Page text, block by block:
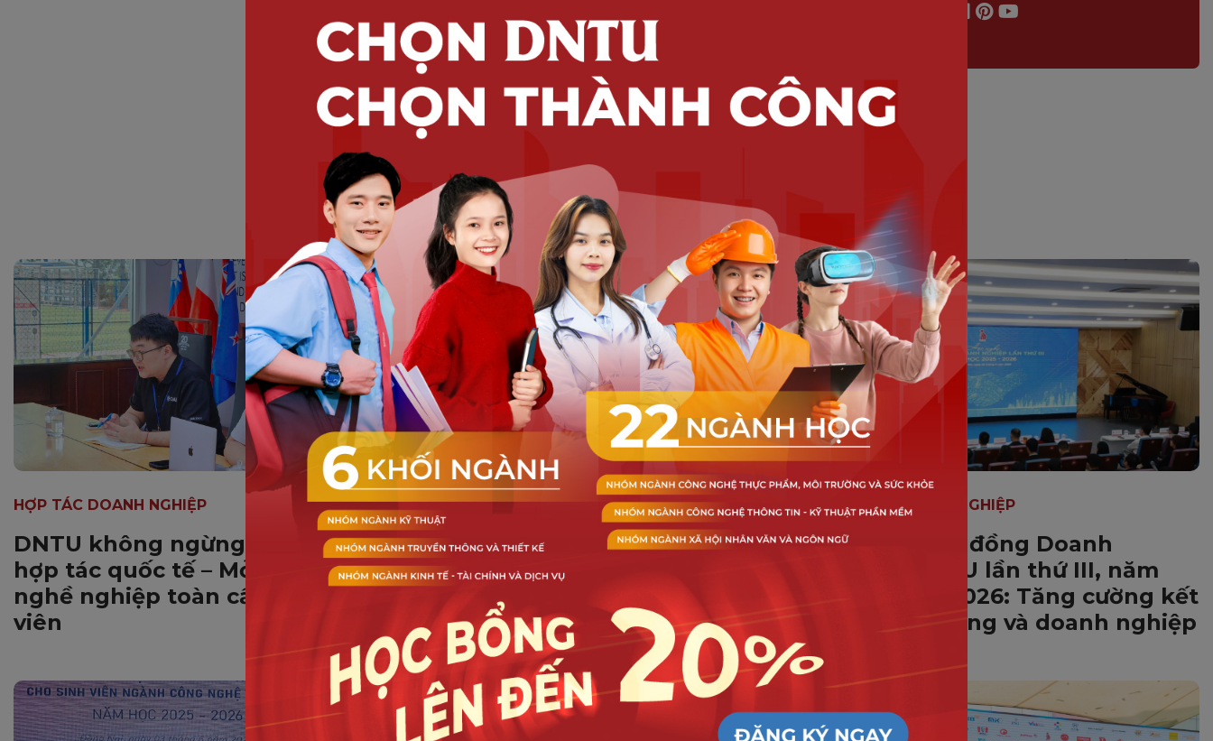
HỢP TÁC DOANH NGHIỆP
DNTU không ngừng mở rộng
hợp tác quốc tế – Mở ra cơ hội
nghề nghiệp toàn cầu cho sinh
viên
Doanh nghiệp đồng hành cùng
DNTU: Kết nối tuyển sinh, nâng
cao chất lượng đào tạo
HỢP TÁC DOANH NGHIỆP
Hội nghị Hội đồng Doanh
nghiệp DNTU lần thứ III, năm
học 2025 – 2026: Tăng cường kết
nối Nhà trường và doanh nghiệp